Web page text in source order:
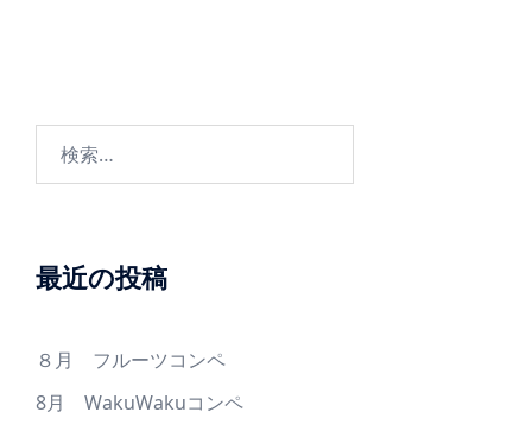
ン
最近の投稿
８月 フルーツコンペ
8月 WakuWakuコンペ